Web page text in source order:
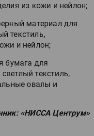
из кожи и нейлон;
материал для
текстиль,
и нейлон;
бумага для
текстиль,
овалы и
«НИССА Центрум»